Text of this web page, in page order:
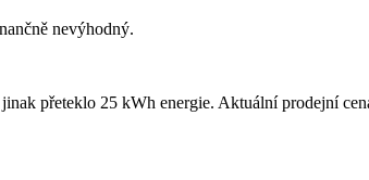
nevýhodný.
přeteklo 25 kWh energie. Aktuální prodejní